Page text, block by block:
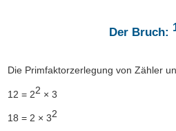
Der Bruch:
Die Primfaktorzerlegung von Zähler
12 = 22 × 3
18 = 2 × 32